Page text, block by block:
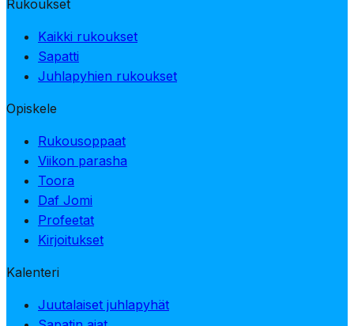
Rukoukset
Kaikki rukoukset
Sapatti
Juhlapyhien rukoukset
Opiskele
Rukousoppaat
Viikon parasha
Toora
Daf Jomi
Profeetat
Kirjoitukset
Kalenteri
Juutalaiset juhlapyhät